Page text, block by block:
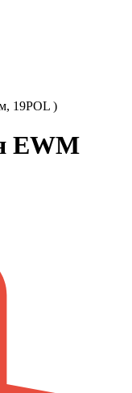
19POL )
EWM